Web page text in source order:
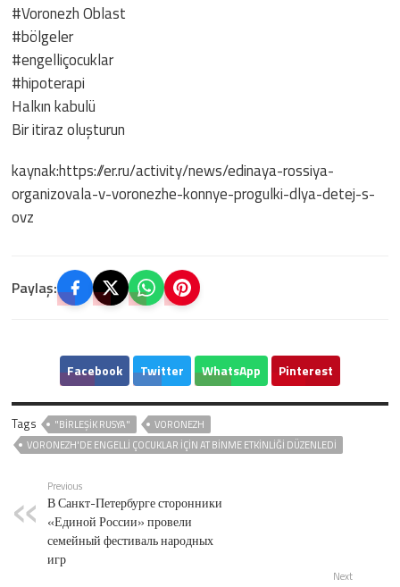
#Voronezh Oblast
#bölgeler
#engelliçocuklar
#hipoterapi
Halkın kabulü
Bir itiraz oluşturun
kaynak:https://er.ru/activity/news/edinaya-rossiya-
organizovala-v-voronezhe-konnye-progulki-dlya-detej-s-
ovz
Paylaş:
Facebook Twitter WhatsApp Pinterest
Tags "BIRLEŞIK RUSYA"
VORONEZH
VORONEZH'DE ENGELLI ÇOCUKLAR IÇIN AT BINME ETKINLIĞI DÜZENLEDI
Previous
В Санкт-Петербурге сторонники
«Единой России» провели
семейный фестиваль народных
игр
Next